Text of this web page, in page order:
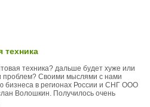
техника
техника? дальше будет хуже или
проблем? Своими мыслями с нами
бизнеса в регионах России и СНГ ООО
Волошкин. Получилось очень